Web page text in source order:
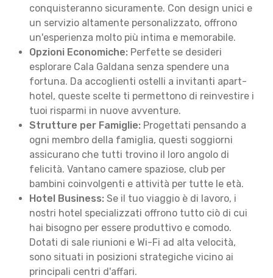
conquisteranno sicuramente. Con design unici e
un servizio altamente personalizzato, offrono
un'esperienza molto più intima e memorabile.
Opzioni Economiche: Perfette se desideri
esplorare Cala Galdana senza spendere una
fortuna. Da accoglienti ostelli a invitanti apart-
hotel, queste scelte ti permettono di reinvestire i
tuoi risparmi in nuove avventure.
Strutture per Famiglie: Progettati pensando a
ogni membro della famiglia, questi soggiorni
assicurano che tutti trovino il loro angolo di
felicità. Vantano camere spaziose, club per
bambini coinvolgenti e attività per tutte le età.
Hotel Business: Se il tuo viaggio è di lavoro, i
nostri hotel specializzati offrono tutto ciò di cui
hai bisogno per essere produttivo e comodo.
Dotati di sale riunioni e Wi-Fi ad alta velocità,
sono situati in posizioni strategiche vicino ai
principali centri d'affari.